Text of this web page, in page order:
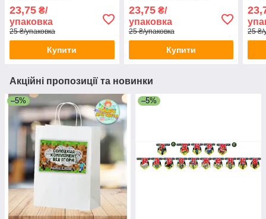
Український
23,75 ₴/
упаковка
25 ₴/упаковка
Купити
23,75₴/
упаковка
25 ₴/упаковка
Купити
25 ₴/
Акційні пропозиції та новинки
–5% –5%